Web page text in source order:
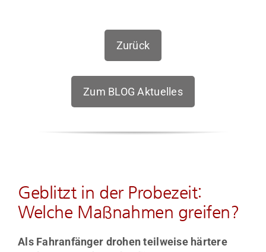
Zurück
Zum BLOG Aktuelles
Geblitzt in der Probezeit:
Welche Maßnahmen greifen?
Als Fahranfänger drohen teilweise härtere